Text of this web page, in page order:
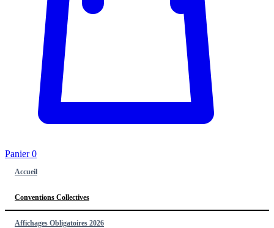
Panier0
Accueil
Conventions Collectives
Affichages Obligatoires 2026